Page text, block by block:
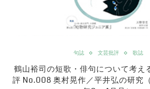
句誌 文芸批評 歌誌
鶴山裕司の短歌・俳句について考え
評 No.008 奥村晃作／平井弘の研究